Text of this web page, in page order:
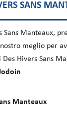
SANS
Sans Manteaux,
meglio per
Des Hivers Sans
Manteaux